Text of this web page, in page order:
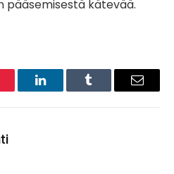
pääsemisestä kätevää.
LinkedInTumblr Email